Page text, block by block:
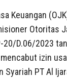
Keuangan
Otoritas
20/D.06/2023
izin
Syariah PT ​Al